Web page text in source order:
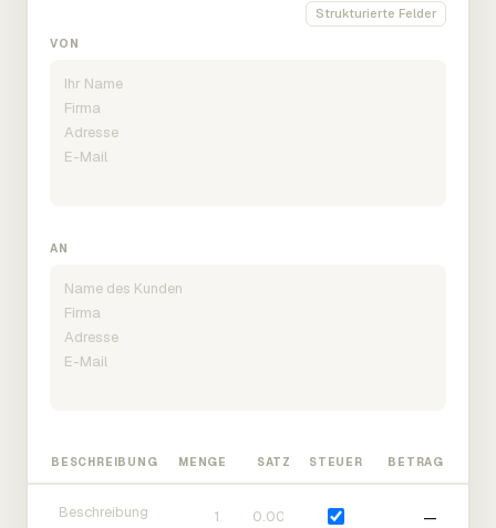
Strukturierte Felder
VON
AN
BESCHREIBUNG MENGE SATZ STEUER BETRAG
—